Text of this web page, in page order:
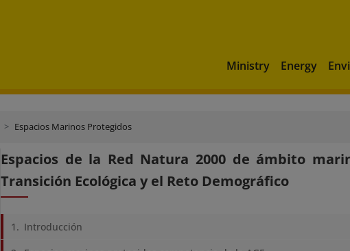
Ministry Energy
Espacios Marinos Protegidos
Espacios de la Red Natura 2000 de ámbito
Transición Ecológica y el Reto Demográfico
Introducción